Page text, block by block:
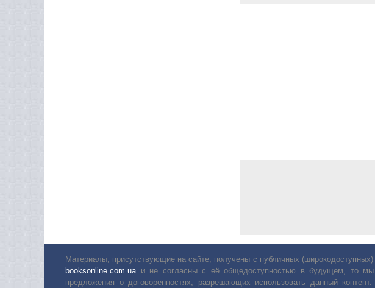
Материалы, присутствующие на сайте, получены с публичных
booksonline.com.ua и не согласны с её общедоступностью в будущем, то мы
предложения о договоренностях, разрешающих использовать данный